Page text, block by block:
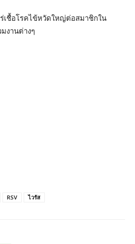
เชื้อโรคไข้หวัดใหญ่ต่อสมาชิกใน
งานต่างๆ
RSV ไวรัส